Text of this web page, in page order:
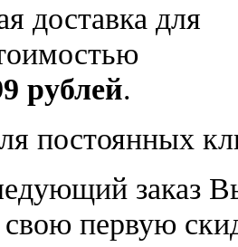
доставка для
рублей.
постоянных
заказ
свою первую